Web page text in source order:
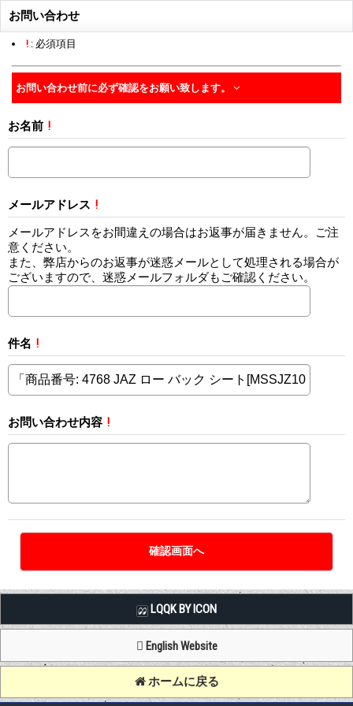
お問い合わせ
! : 必須項目
お問い合わせ前に必ず確認をお願い致します。
お名前 !
メールアドレス !
メールアドレスをお間違えの場合はお返事が届きません。ご注
意ください。
また、弊店からのお返事が迷惑メールとして処理される場合が
ございますので、迷惑メールフォルダもご確認ください。
件名 !
お問い合わせ内容 !
LQQK BY ICON
English Website
ホームに戻る